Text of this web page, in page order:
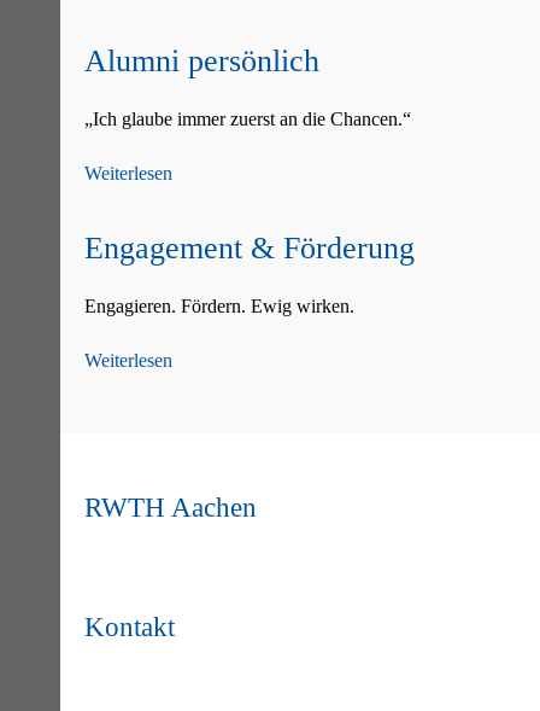
Alumni persönlich
„Ich glaube immer zuerst an die Chancen.“
Weiterlesen
Engagement & Förderung
Engagieren. Fördern. Ewig wirken.
Weiterlesen
RWTH Aachen
Kontakt